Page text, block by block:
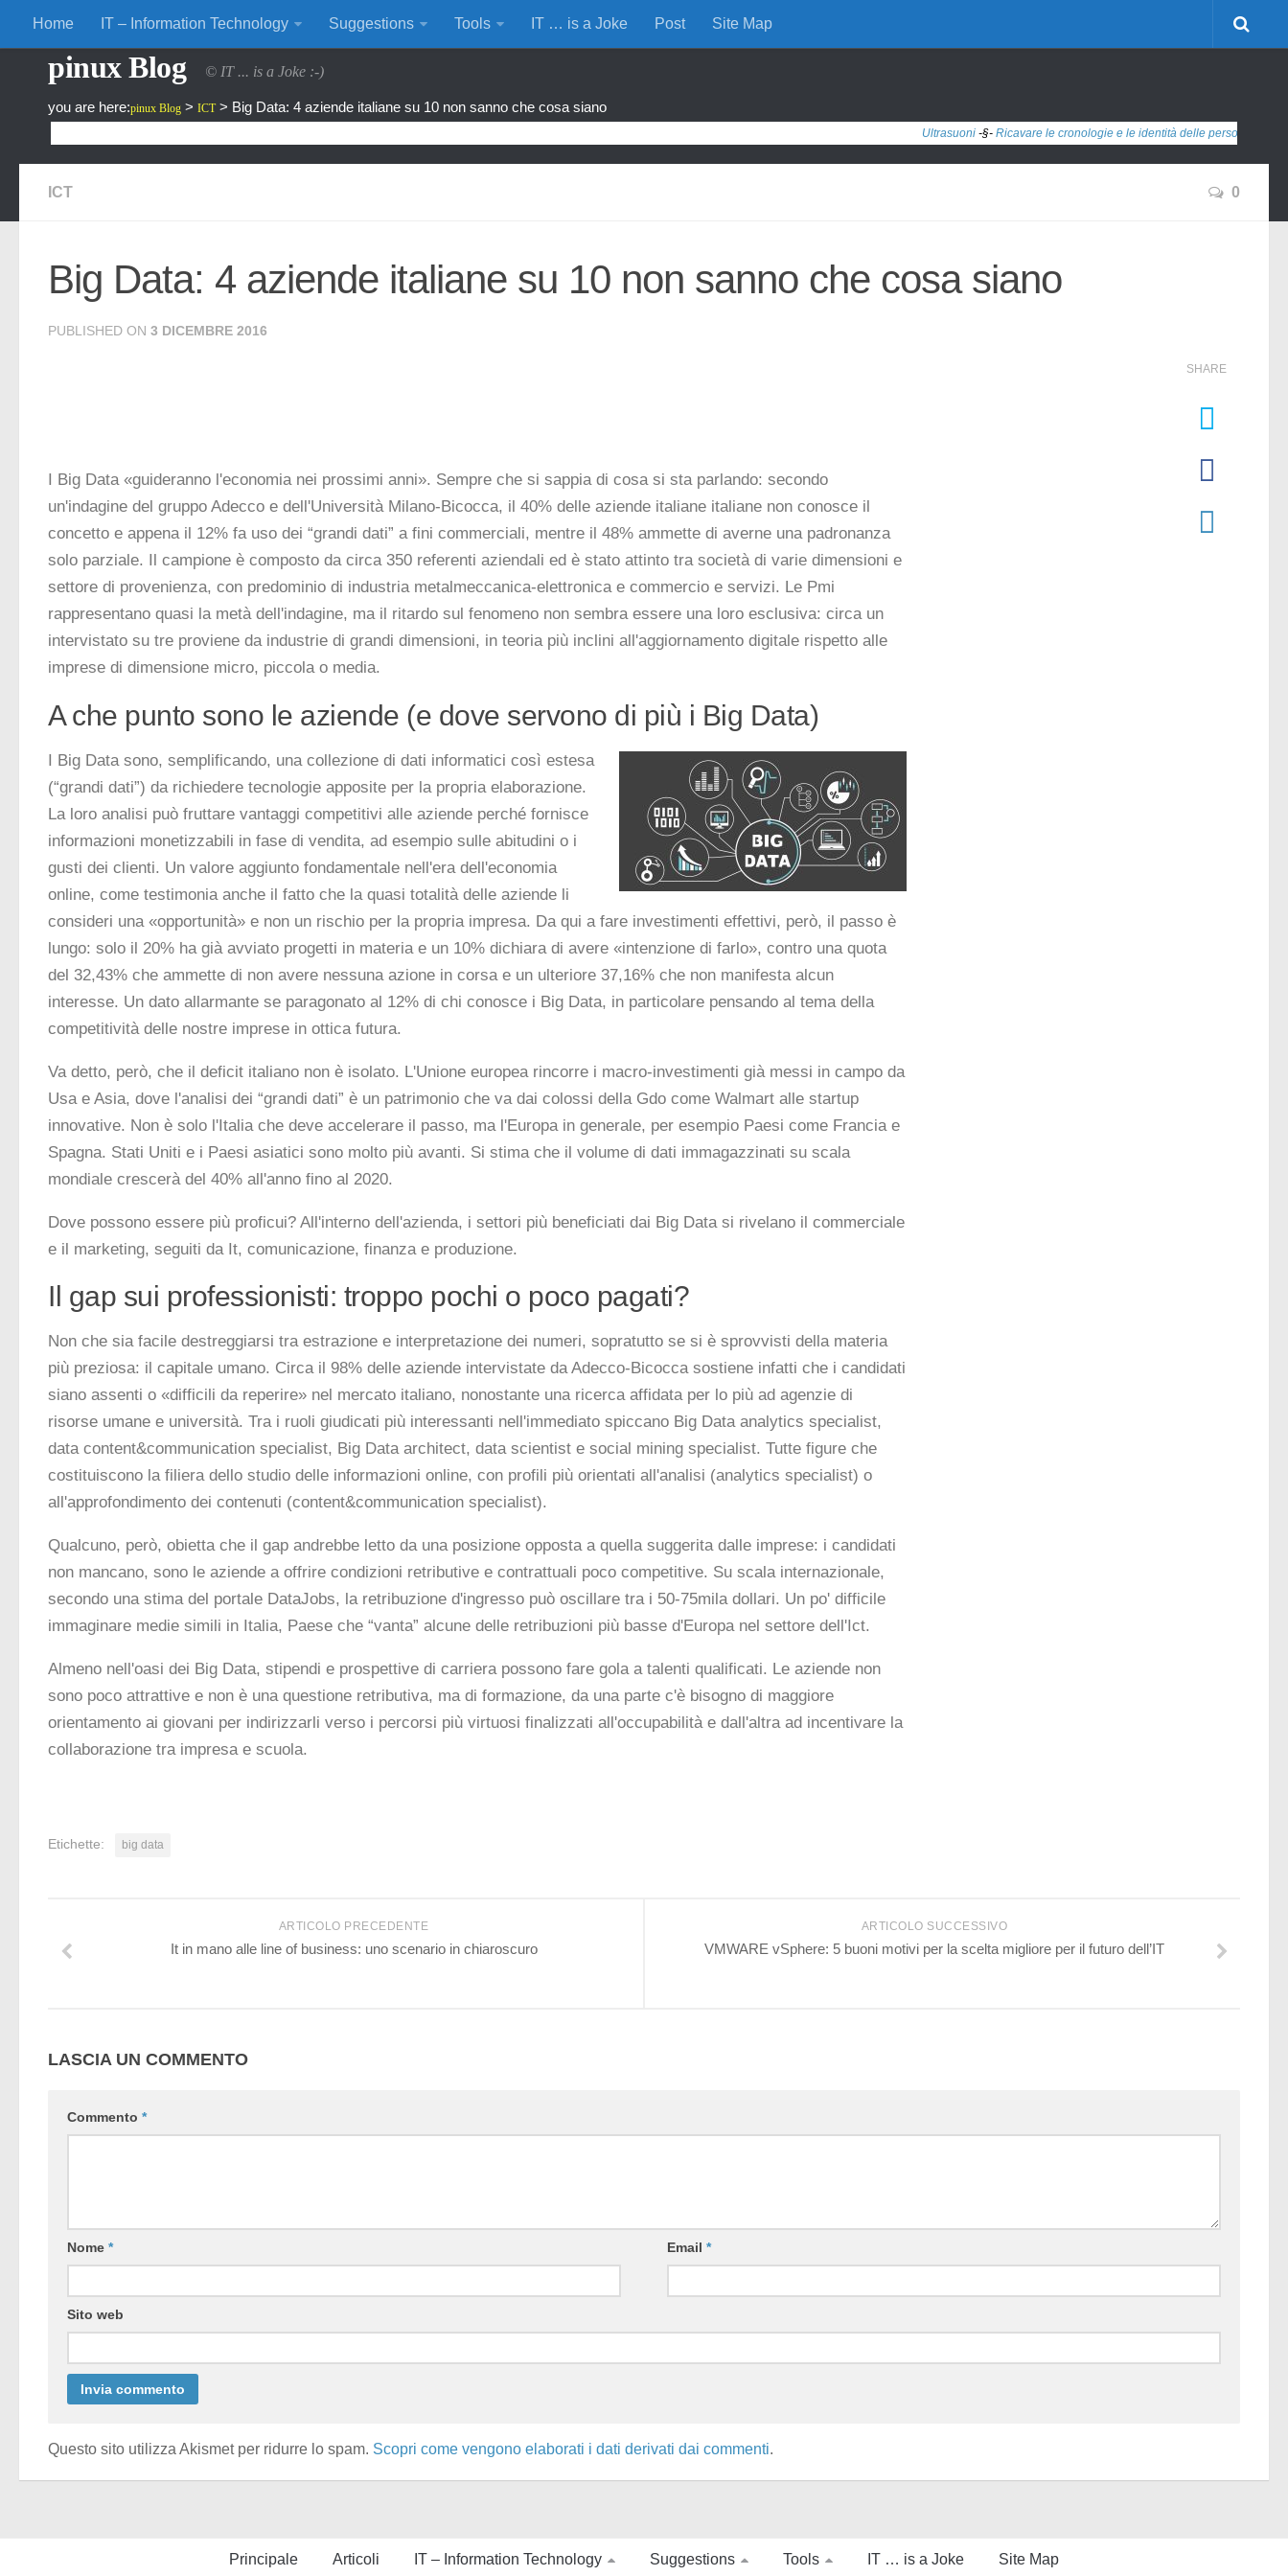
Home IT – Information Technology Suggestions Tools IT … is a Joke Post Site Map
pinux Blog © IT ... is a Joke :-)
you are here:pinux Blog > ICT> Big Data: 4 aziende italiane su 10 non sanno che cosa siano
Ultrasuoni-§-Ricavare le cronologie e le identità delle persone dai dati
ICT 0
Big Data: 4 aziende italiane su 10 non sanno che cosa siano
PUBLISHED ON 3 DICEMBRE 2016
I Big Data «guideranno l'economia nei prossimi anni». Sempre che si sappia di cosa si sta parlando: secondo
un'indagine del gruppo Adecco e dell'Università Milano-Bicocca, il 40% delle aziende italiane italiane non conosce il
concetto e appena il 12% fa uso dei “grandi dati” a fini commerciali, mentre il 48% ammette di averne una padronanza
solo parziale. Il campione è composto da circa 350 referenti aziendali ed è stato attinto tra società di varie dimensioni e
settore di provenienza, con predominio di industria metalmeccanica-elettronica e commercio e servizi. Le Pmi
rappresentano quasi la metà dell'indagine, ma il ritardo sul fenomeno non sembra essere una loro esclusiva: circa un
intervistato su tre proviene da industrie di grandi dimensioni, in teoria più inclini all'aggiornamento digitale rispetto alle
imprese di dimensione micro, piccola o media.
A che punto sono le aziende (e dove servono di più i Big Data)
I Big Data sono, semplificando, una collezione di dati informatici così estesa
(“grandi dati”) da richiedere tecnologie apposite per la propria elaborazione.
La loro analisi può fruttare vantaggi competitivi alle aziende perché fornisce
informazioni monetizzabili in fase di vendita, ad esempio sulle abitudini o i
gusti dei clienti. Un valore aggiunto fondamentale nell'era dell'economia
online, come testimonia anche il fatto che la quasi totalità delle aziende li
consideri una «opportunità» e non un rischio per la propria impresa. Da qui a fare investimenti effettivi, però, il passo è
lungo: solo il 20% ha già avviato progetti in materia e un 10% dichiara di avere «intenzione di farlo», contro una quota
del 32,43% che ammette di non avere nessuna azione in corsa e un ulteriore 37,16% che non manifesta alcun
interesse. Un dato allarmante se paragonato al 12% di chi conosce i Big Data, in particolare pensando al tema della
competitività delle nostre imprese in ottica futura.
Va detto, però, che il deficit italiano non è isolato. L'Unione europea rincorre i macro-investimenti già messi in campo da
Usa e Asia, dove l'analisi dei “grandi dati” è un patrimonio che va dai colossi della Gdo come Walmart alle startup
innovative. Non è solo l'Italia che deve accelerare il passo, ma l'Europa in generale, per esempio Paesi come Francia e
Spagna. Stati Uniti e i Paesi asiatici sono molto più avanti. Si stima che il volume di dati immagazzinati su scala
mondiale crescerà del 40% all'anno fino al 2020.
Dove possono essere più proficui? All'interno dell'azienda, i settori più beneficiati dai Big Data si rivelano il commerciale
e il marketing, seguiti da It, comunicazione, finanza e produzione.
Il gap sui professionisti: troppo pochi o poco pagati?
Non che sia facile destreggiarsi tra estrazione e interpretazione dei numeri, sopratutto se si è sprovvisti della materia
più preziosa: il capitale umano. Circa il 98% delle aziende intervistate da Adecco-Bicocca sostiene infatti che i candidati
siano assenti o «difficili da reperire» nel mercato italiano, nonostante una ricerca affidata per lo più ad agenzie di
risorse umane e università. Tra i ruoli giudicati più interessanti nell'immediato spiccano Big Data analytics specialist,
data content&communication specialist, Big Data architect, data scientist e social mining specialist. Tutte figure che
costituiscono la filiera dello studio delle informazioni online, con profili più orientati all'analisi (analytics specialist) o
all'approfondimento dei contenuti (content&communication specialist).
Qualcuno, però, obietta che il gap andrebbe letto da una posizione opposta a quella suggerita dalle imprese: i candidati
non mancano, sono le aziende a offrire condizioni retributive e contrattuali poco competitive. Su scala internazionale,
secondo una stima del portale DataJobs, la retribuzione d'ingresso può oscillare tra i 50-75mila dollari. Un po' difficile
immaginare medie simili in Italia, Paese che “vanta” alcune delle retribuzioni più basse d'Europa nel settore dell'Ict.
Almeno nell'oasi dei Big Data, stipendi e prospettive di carriera possono fare gola a talenti qualificati. Le aziende non
sono poco attrattive e non è una questione retributiva, ma di formazione, da una parte c'è bisogno di maggiore
orientamento ai giovani per indirizzarli verso i percorsi più virtuosi finalizzati all'occupabilità e dall'altra ad incentivare la
collaborazione tra impresa e scuola.
SHARE
Etichette: big data
ARTICOLO SUCCESSIVO
VMWARE vSphere: 5 buoni motivi per la scelta migliore per il futuro dell’IT
ARTICOLO PRECEDENTE
It in mano alle line of business: uno scenario in chiaroscuro
LASCIA UN COMMENTO
Commento *
Nome * Email*
Sito web
Questo sito utilizza Akismet per ridurre lo spam. Scopri come vengono elaborati i dati derivati dai commenti.
Principale Articoli IT – Information Technology Suggestions Tools IT … is a Joke Site Map